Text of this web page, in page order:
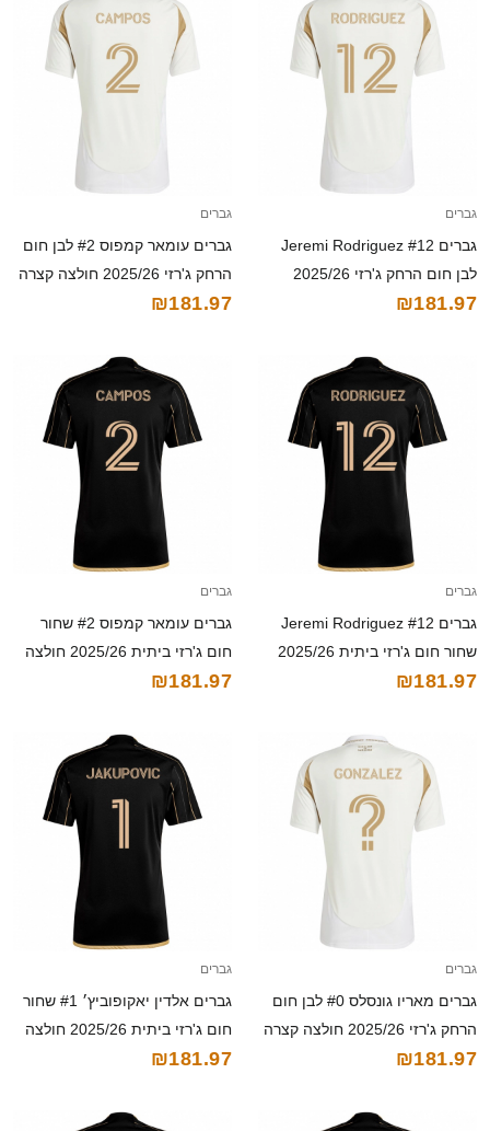
גברים
גברים Jeremi Rodriguez #12
לבן חום הרחק ג'רזי 2025/26
חולצה קצרה
₪181.97
גברים
גברים עומאר קמפוס #2 לבן חום
הרחק ג'רזי 2025/26 חולצה קצרה
₪181.97
גברים
גברים Jeremi Rodriguez #12
שחור חום ג'רזי ביתית 2025/26
חולצה קצרה
₪181.97
גברים
גברים עומאר קמפוס #2 שחור
חום ג'רזי ביתית 2025/26 חולצה
קצרה
₪181.97
גברים
גברים מאריו גונסלס #0 לבן חום
הרחק ג'רזי 2025/26 חולצה קצרה
₪181.97
גברים
גברים אלדין יאקופוביץ׳ #1 שחור
חום ג'רזי ביתית 2025/26 חולצה
קצרה
₪181.97